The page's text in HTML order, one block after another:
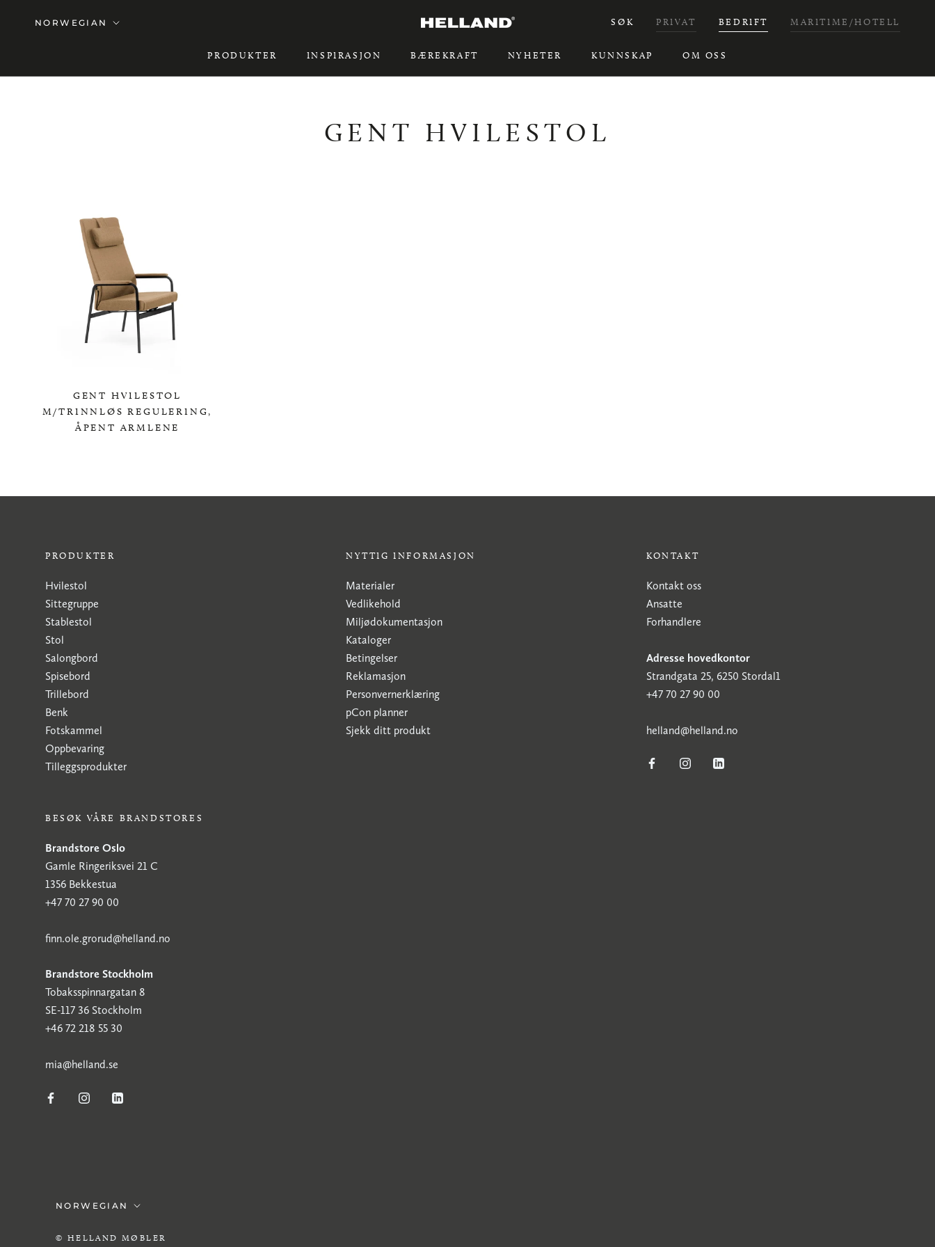
PRODUKTER
INSPIRASJON
BÆREKRAFT
NYHETER KUNNSKAP OM OSS
Språk
NORWEGIAN SØK PRIVAT BEDRIFT MARITIME/HOTELL
GENT HVILESTOL
GENT HVILESTOL
M/TRINNLØS REGULERING,
ÅPENT ARMLENE
PRODUKTER
Hvilestol
Sittegruppe
Stablestol
Stol
Salongbord
Spisebord
Trillebord
Benk
Fotskammel
Oppbevaring
Tilleggsprodukter
NYTTIG INFORMASJON
Materialer
Vedlikehold
Miljødokumentasjon
Kataloger
Betingelser
Reklamasjon
Personvernerklæring
pCon planner
Sjekk ditt produkt
KONTAKT
Kontakt oss
Ansatte
Forhandlere
Adresse hovedkontor
Strandgata 25, 6250 Stordal1
+47 70 27 90 00
helland@helland.no
BESØK VÅRE BRANDSTORES
Brandstore Oslo
Gamle Ringeriksvei 21 C
1356 Bekkestua
+47 70 27 90 00
finn.ole.grorud@helland.no
Brandstore Stockholm
Tobaksspinnargatan 8
SE-117 36 Stockholm
+46 72 218 55 30
mia@helland.se
Språk
NORWEGIAN
© HELLAND MØBLER